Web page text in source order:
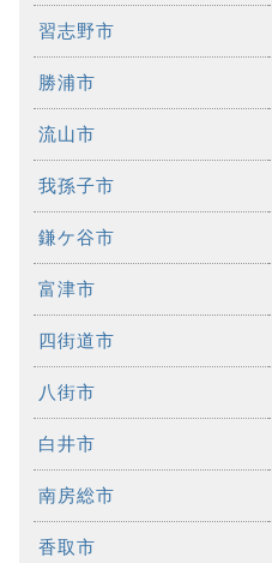
習志野市
勝浦市
流山市
我孫子市
鎌ケ谷市
富津市
四街道市
八街市
白井市
南房総市
香取市